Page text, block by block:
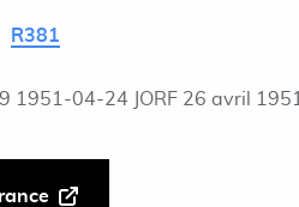
R381
1951-04-24 JORF 26 avril 1951